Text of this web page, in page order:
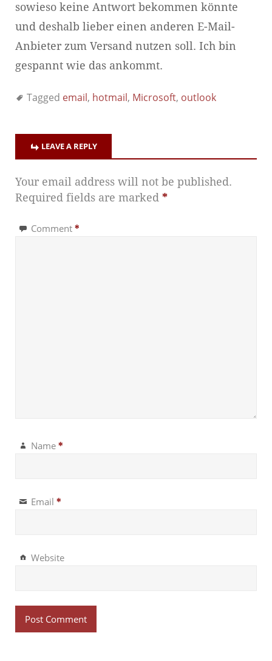
sowieso keine Antwort bekommen könnte
und deshalb lieber einen anderen E-Mail-
Anbieter zum Versand nutzen soll. Ich bin
gespannt wie das ankommt.
Tagged email, hotmail, Microsoft, outlook
LEAVE A REPLY
Your email address will not be published.
Required fields are marked *
Comment *
Name *
Email *
Website